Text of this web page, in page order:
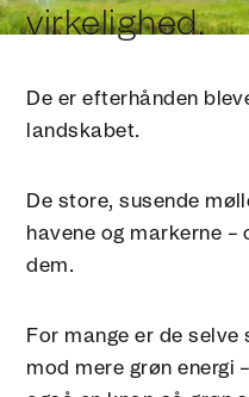
virkelighed.
De er efterhånden
landskabet.
De store, susende
havene og markerne
dem.
For mange er de
mod mere grøn energi